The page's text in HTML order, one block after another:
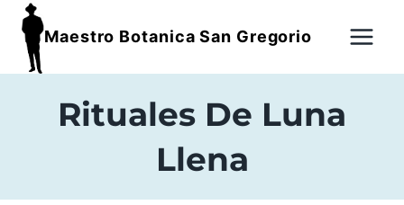
Maestro Botanica San Gregorio
Rituales De Luna
Llena